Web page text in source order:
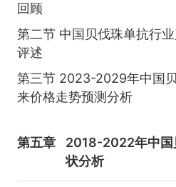
回顾
第二节 中国贝伐珠单抗行
评述
第三节 2023-2029年中国
来价格走势预测分析
第五章
2018-2022年中国
状分析